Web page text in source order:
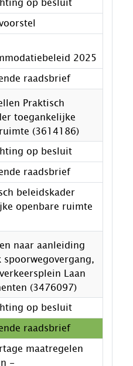
2025
raadsbrief
Praktisch
toegankelijke
(3614186)
op besluit
raadsbrief
beleidskader
openbare ruimte
naar aanleiding
Laan
(3476097)
op besluit
raadsbrief
maatregelen
-